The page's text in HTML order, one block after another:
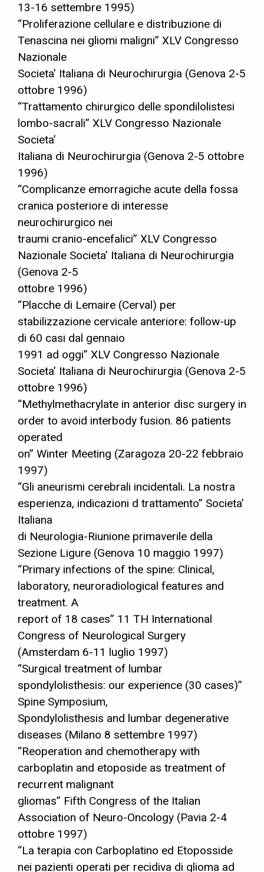
13-16 settembre 1995)
“Proliferazione cellulare e distribuzione di
Tenascina nei gliomi maligni” XLV Congresso
Nazionale
Societa’ Italiana di Neurochirurgia (Genova 2-5
ottobre 1996)
“Trattamento chirurgico delle spondilolistesi
lombo-sacrali” XLV Congresso Nazionale
Societa’
Italiana di Neurochirurgia (Genova 2-5 ottobre
1996)
“Complicanze emorragiche acute della fossa
cranica posteriore di interesse
neurochirurgico nei
traumi cranio-encefalici” XLV Congresso
Nazionale Societa’ Italiana di Neurochirurgia
(Genova 2-5
ottobre 1996)
“Placche di Lemaire (Cerval) per
stabilizzazione cervicale anteriore: follow-up
di 60 casi dal gennaio
1991 ad oggi” XLV Congresso Nazionale
Societa’ Italiana di Neurochirurgia (Genova 2-5
ottobre 1996)
“Methylmethacrylate in anterior disc surgery in
order to avoid interbody fusion. 86 patients
operated
on” Winter Meeting (Zaragoza 20-22 febbraio
1997)
“Gli aneurismi cerebrali incidentali. La nostra
esperienza, indicazioni d trattamento” Societa’
Italiana
di Neurologia-Riunione primaverile della
Sezione Ligure (Genova 10 maggio 1997)
“Primary infections of the spine: Clinical,
laboratory, neuroradiological features and
treatment. A
report of 18 cases” 11 TH International
Congress of Neurological Surgery
(Amsterdam 6-11 luglio 1997)
“Surgical treatment of lumbar
spondylolisthesis: our experience (30 cases)”
Spine Symposium,
Spondylolisthesis and lumbar degenerative
diseases (Milano 8 settembre 1997)
“Reoperation and chemotherapy with
carboplatin and etoposide as treatment of
recurrent malignant
gliomas” Fifth Congress of the Italian
Association of Neuro-Oncology (Pavia 2-4
ottobre 1997)
“La terapia con Carboplatino ed Etoposside
nei pazienti operati per recidiva di glioma ad